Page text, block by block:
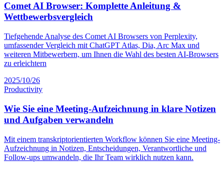
Comet AI Browser: Komplette Anleitung &
Wettbewerbsvergleich
Tiefgehende Analyse des Comet AI Browsers von Perplexity,
umfassender Vergleich mit ChatGPT Atlas, Dia, Arc Max und
weiteren Mitbewerbern, um Ihnen die Wahl des besten AI-Browsers
zu erleichtern
2025/10/26
Productivity
Wie Sie eine Meeting-Aufzeichnung in klare Notizen
und Aufgaben verwandeln
Mit einem transkriptorientierten Workflow können Sie eine Meeting-
Aufzeichnung in Notizen, Entscheidungen, Verantwortliche und
Follow-ups umwandeln, die Ihr Team wirklich nutzen kann.